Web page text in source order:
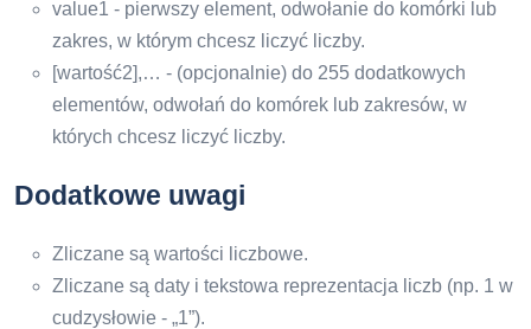
value1 - pierwszy element, odwołanie do komórki lub
zakres, w którym chcesz liczyć liczby.
[wartość2],… - (opcjonalnie) do 255 dodatkowych
elementów, odwołań do komórek lub zakresów, w
których chcesz liczyć liczby.
Dodatkowe uwagi
Zliczane są wartości liczbowe.
Zliczane są daty i tekstowa reprezentacja liczb (np. 1 w
cudzysłowie - „1”).